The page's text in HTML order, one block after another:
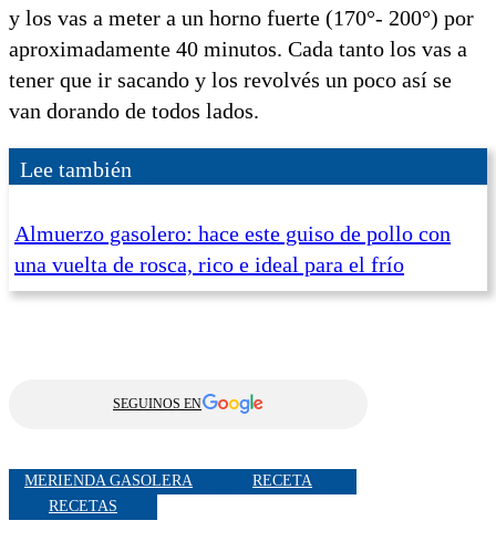
y los vas a meter a un horno fuerte (170°- 200°) por
aproximadamente 40 minutos. Cada tanto los vas a
tener que ir sacando y los revolvés un poco así se
van dorando de todos lados.
Lee también
Almuerzo gasolero: hace este guiso de pollo con
una vuelta de rosca, rico e ideal para el frío
SEGUINOS EN
MERIENDA GASOLERA
RECETA
RECETAS